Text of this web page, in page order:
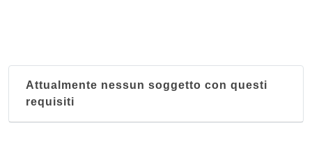
Attualmente nessun soggetto con questi
requisiti